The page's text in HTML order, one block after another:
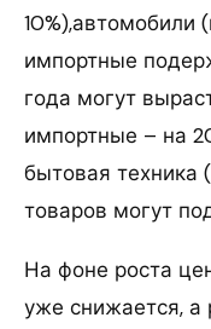
10%),автомобили
импортные
года могут
импортные – на
бытовая техника
товаров могут
На фоне роста
уже снижается, а